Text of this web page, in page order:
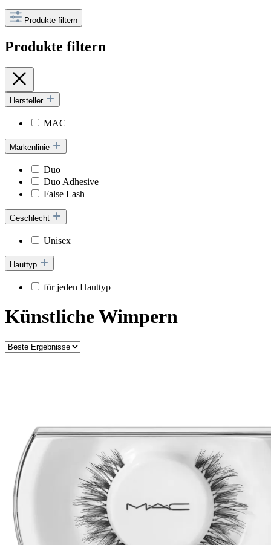
Produkte filtern
Produkte filtern
Hersteller
MAC
Markenlinie
Duo
Duo Adhesive
False Lash
Geschlecht
Unisex
Hauttyp
für jeden Hauttyp
Künstliche Wimpern